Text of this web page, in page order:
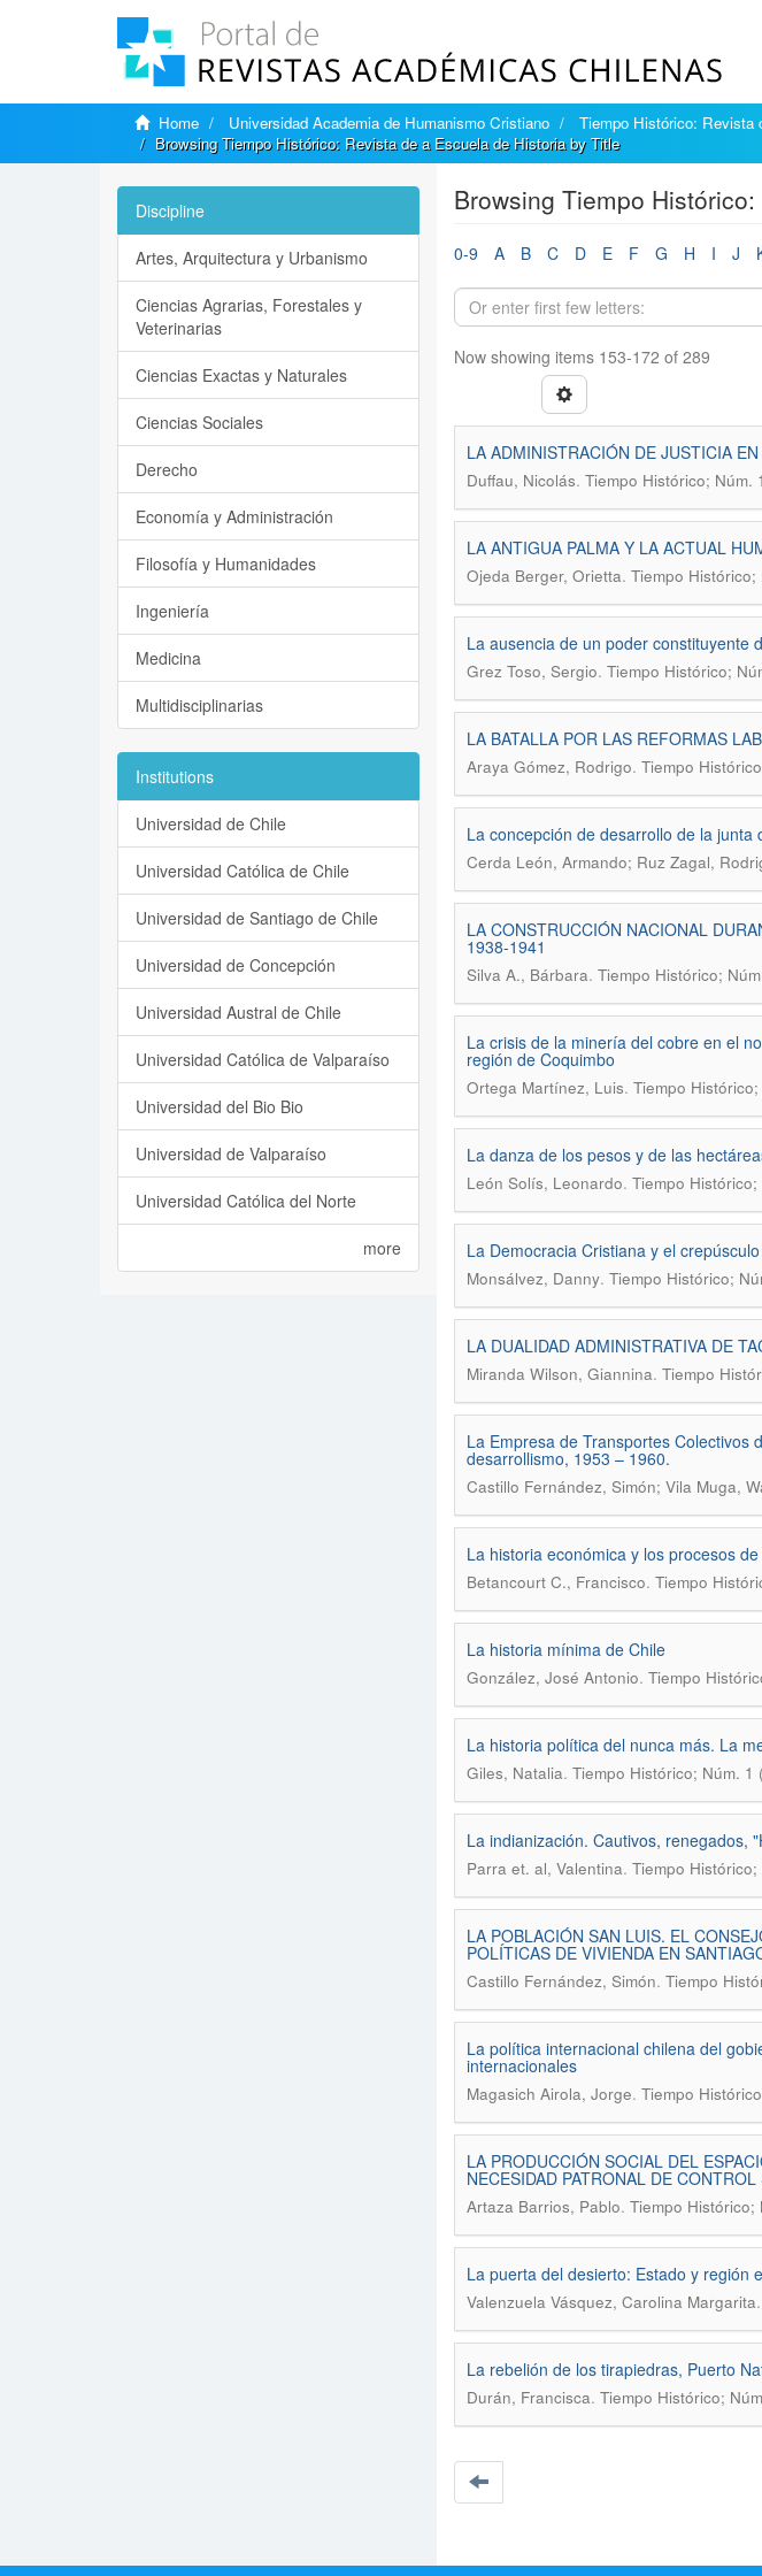
Home Universidad Academia de Humanismo Cristiano
Tiempo Histórico: Revista
Browsing Tiempo Histórico: Revista de a Escuela de Historia by Title
Browsing Tiempo
0-9 A B C D E F G H I J
Now showing items 153-172 of 289
LA ADMINISTRACIÓN DE JUSTICIA
Duffau, Nicolás. Tiempo Histórico; Núm.
LA ANTIGUA PALMA Y LA ACTUAL
Ojeda Berger, Orietta. Tiempo
La ausencia de un poder constituyente
Grez Toso, Sergio. Tiempo Histórico;
LA BATALLA POR LAS REFORMAS
Araya Gómez, Rodrigo. Tiempo
La concepción de desarrollo de la
Cerda León, Armando; Ruz Zagal,
LA CONSTRUCCIÓN NACIONAL
1938-1941
Silva A., Bárbara. Tiempo Histórico;
La crisis de la minería del cobre en el
región de Coquimbo
Ortega Martínez, Luis. Tiempo
La danza de los pesos y de las
León Solís, Leonardo. Tiempo
La Democracia Cristiana y el
Monsálvez, Danny. Tiempo Histórico;
LA DUALIDAD ADMINISTRATIVA DE
Miranda Wilson, Giannina. Tiempo
La Empresa de Transportes Colectivos
desarrollismo, 1953 – 1960.
Castillo Fernández, Simón; Vila Muga,
La historia económica y los procesos
Betancourt C., Francisco. Tiempo
La historia mínima de Chile
González, José Antonio. Tiempo
La historia política del nunca más. La
Giles, Natalia. Tiempo Histórico; Núm.
La indianización. Cautivos, renegados,
Parra et. al, Valentina. Tiempo
LA POBLACIÓN SAN LUIS. EL
POLÍTICAS DE VIVIENDA EN
Castillo Fernández, Simón. Tiempo
La política internacional chilena del
internacionales
Magasich Airola, Jorge. Tiempo
LA PRODUCCIÓN SOCIAL DEL
NECESIDAD PATRONAL DE
Artaza Barrios, Pablo. Tiempo Histórico;
La puerta del desierto: Estado y región
Valenzuela Vásquez, Carolina Margarita.
La rebelión de los tirapiedras, Puerto
Durán, Francisca. Tiempo Histórico;
Discipline
Artes, Arquitectura y Urbanismo
Ciencias Agrarias, Forestales y
Veterinarias
Ciencias Exactas y Naturales
Ciencias Sociales
Derecho
Economía y Administración
Filosofía y Humanidades
Ingeniería
Medicina
Multidisciplinarias
Institutions
Universidad de Chile
Universidad Católica de Chile
Universidad de Santiago de Chile
Universidad de Concepción
Universidad Austral de Chile
Universidad Católica de Valparaíso
Universidad del Bio Bio
Universidad de Valparaíso
Universidad Católica del Norte
more